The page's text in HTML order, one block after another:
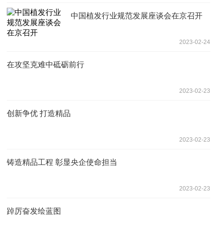
中国植发行业规范发展座谈会在京召开
2023-02-24
在攻坚克难中砥砺前行
2023-02-23
创新争优 打造精品
2023-02-23
铸造精品工程 彰显央企使命担当
2023-02-23
踔厉奋发绘蓝图